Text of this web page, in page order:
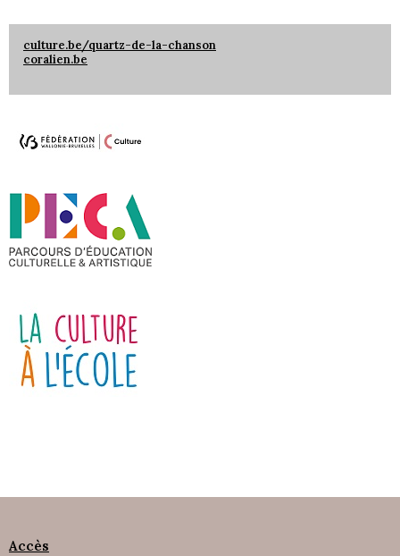
culture.be/quartz-de-la-chanson
coralien.be
Accès